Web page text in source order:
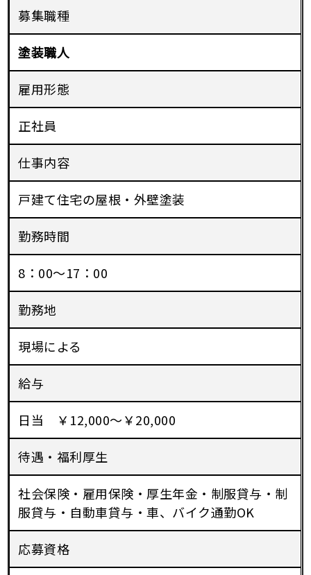
募集職種
塗装職人
雇用形態
正社員
仕事内容
戸建て住宅の屋根・外壁塗装
勤務時間
8：00～17：00
勤務地
現場による
給与
日当 ￥12,000～￥20,000
待遇・福利厚生
社会保険・雇用保険・厚生年金・制服貸与・制
服貸与・自動車貸与・車、バイク通勤OK
応募資格